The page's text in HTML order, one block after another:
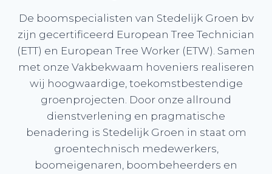
De boomspecialisten van Stedelijk Groen bv
zijn gecertificeerd European Tree Technician
(ETT) en European Tree Worker (ETW). Samen
met onze Vakbekwaam hoveniers realiseren
wij hoogwaardige, toekomstbestendige
groenprojecten. Door onze allround
dienstverlening en pragmatische
benadering is Stedelijk Groen in staat om
groentechnisch medewerkers,
boomeigenaren, boombeheerders en